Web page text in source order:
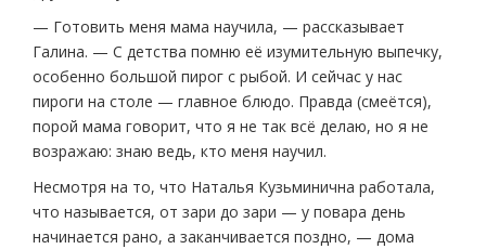
— Готовить меня мама научила, — рассказывает
Галина. — С детства помню её изумительную выпечку,
особенно большой пирог с рыбой. И сейчас у нас
пироги на столе — главное блюдо. Правда (смеётся),
порой мама говорит, что я не так всё делаю, но я не
возражаю: знаю ведь, кто меня научил.
Несмотря на то, что Наталья Кузьминична работала,
что называется, от зари до зари — у повара день
начинается рано, а заканчивается поздно, — дома